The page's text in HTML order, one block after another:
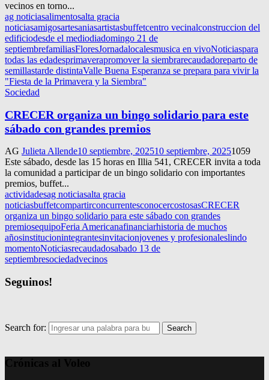
vecinos en torno...
ag noticiasalimentosalta gracia
noticiasamigosartesaniasartistasbuffetcentro vecinalconstruccion del
edificiodesde el mediodiadomingo 21 de
septiembrefamiliasFloresJornadalocalesmusica en vivoNoticiaspara
todas las edadesprimaverapromover la siembrarecaudadoreparto de
semillastarde distintaValle Buena Esperanza se prepara para vivir la
"Fiesta de la Primavera y la Siembra"
Sociedad
CRECER organiza un bingo solidario para este
sábado con grandes premios
AG Julieta Allende10 septiembre, 202510 septiembre, 20251059
Este sábado, desde las 15 horas en Illia 541, CRECER invita a toda
la comunidad a participar de un bingo solidario con importantes
premios, buffet...
actividadesag noticiasalta gracia
noticiasbuffetcompartirconcurrentesconocercostosasCRECER
organiza un bingo solidario para este sábado con grandes
premiosequipoFeria Americanafinanciarhistoria de muchos
añosinstitucionintegrantesinvitacionjovenes y profesionaleslindo
momentoNoticiasrecaudadosabado 13 de
septiembresociedadvecinos
Seguinos!
Search for: Search
Crónicas al Voleo